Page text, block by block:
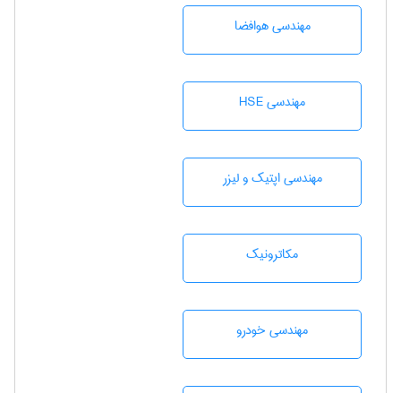
مهندسی هوافضا
مهندسی HSE
مهندسی اپتیک و لیزر
مکاترونیک
مهندسی خودرو